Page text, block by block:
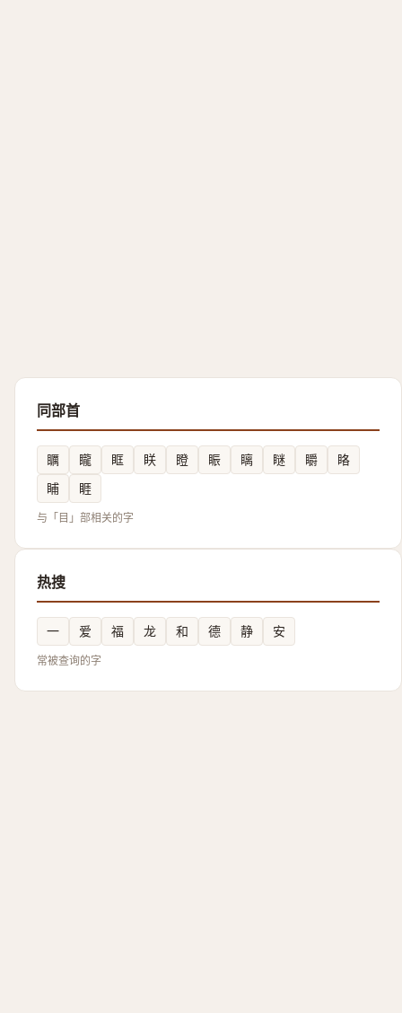
同部首
矋 矓 眶 眹 瞪 䀼 瞝 瞇 䂃
䀩
䀯
睚
与「目」部相关的字
热搜
一 爱 福 龙 和 德 静 安
常被查询的字